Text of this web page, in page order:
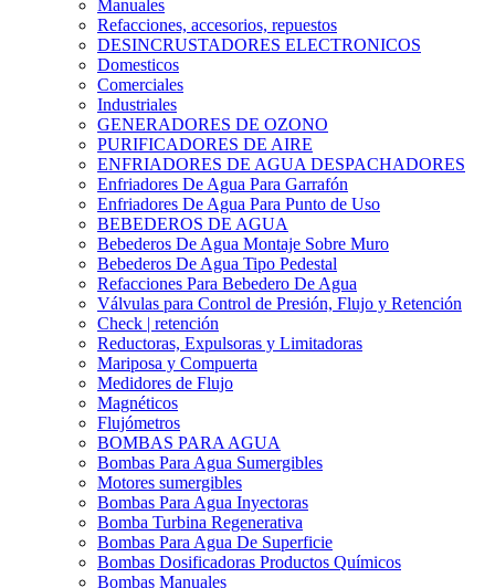
Manuales
Refacciones, accesorios, repuestos
DESINCRUSTADORES ELECTRONICOS
Domesticos
Comerciales
Industriales
GENERADORES DE OZONO
PURIFICADORES DE AIRE
ENFRIADORES DE AGUA DESPACHADORES
Enfriadores De Agua Para Garrafón
Enfriadores De Agua Para Punto de Uso
BEBEDEROS DE AGUA
Bebederos De Agua Montaje Sobre Muro
Bebederos De Agua Tipo Pedestal
Refacciones Para Bebedero De Agua
Válvulas para Control de Presión, Flujo y Retención
Check | retención
Reductoras, Expulsoras y Limitadoras
Mariposa y Compuerta
Medidores de Flujo
Magnéticos
Flujómetros
BOMBAS PARA AGUA
Bombas Para Agua Sumergibles
Motores sumergibles
Bombas Para Agua Inyectoras
Bomba Turbina Regenerativa
Bombas Para Agua De Superficie
Bombas Dosificadoras Productos Químicos
Bombas Manuales